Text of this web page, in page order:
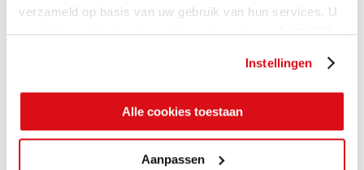
verzameld op basis van uw gebruik van hun services. U
gaat akkoord met onze cookies als u onze website blijft
Instellingen
Alle cookies toestaan
Aanpassen